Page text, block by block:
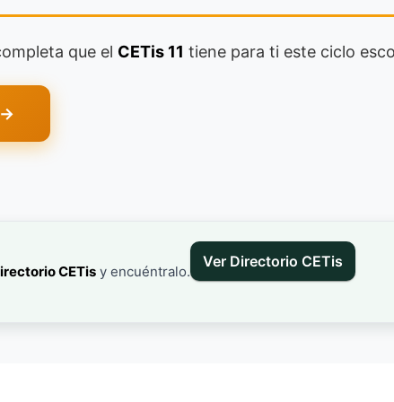
que el CETis 11 tiene para ti este ciclo
→
CETis y encuéntralo.
Ver Directorio CETis